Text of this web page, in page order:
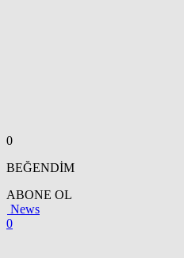
0
BEĞENDİM
ABONE OL
News
0